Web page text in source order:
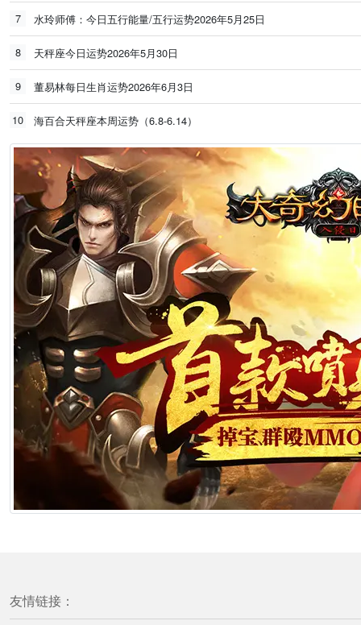
7 水玲师傅：今日五行能量/五行运势2026年5月25日
8 天秤座今日运势2026年5月30日
9 董易林每日生肖运势2026年6月3日
10 海百合天秤座本周运势（6.8-6.14）
友情链接：